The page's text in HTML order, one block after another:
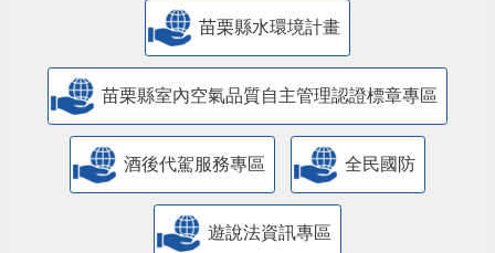
苗栗縣水環境計畫
苗栗縣室內空氣品質自主管理認證標章專區
酒後代駕服務專區 全民國防
遊說法資訊專區